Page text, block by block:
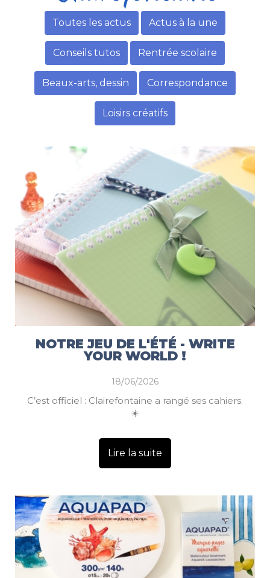
Toutes les actus Actus à la une
Conseils tutos Rentrée scolaire
Beaux-arts, dessin Correspondance
Loisirs créatifs
NOTRE JEU DE L'ÉTÉ - WRITE
YOUR WORLD !
18/06/2026
C’est officiel : Clairefontaine a rangé ses cahiers.
☀️
Lire la suite